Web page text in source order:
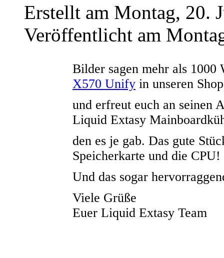
Erstellt am Montag, 20.
Veröffentlicht am
Bilder sagen mehr als 1000
X570 Unify in unseren
und erfreut euch an seinen
Liquid Extasy
den es je gab. Das gute
Speicherkarte und die CPU!
Und das sogar
Viele Grüße
Euer Liquid Extasy Team